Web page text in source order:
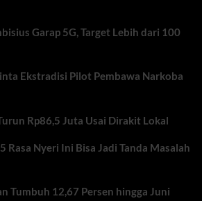
Garap 5G, Target Lebih dari 100
Ekstradisi Pilot Pembawa Narkoba
Rp86,5 Juta Usai Dirakit Lokal
Rasa Nyeri Ini Bisa Jadi Tanda Masalah
Tumbuh 12,67 Persen hingga Juni